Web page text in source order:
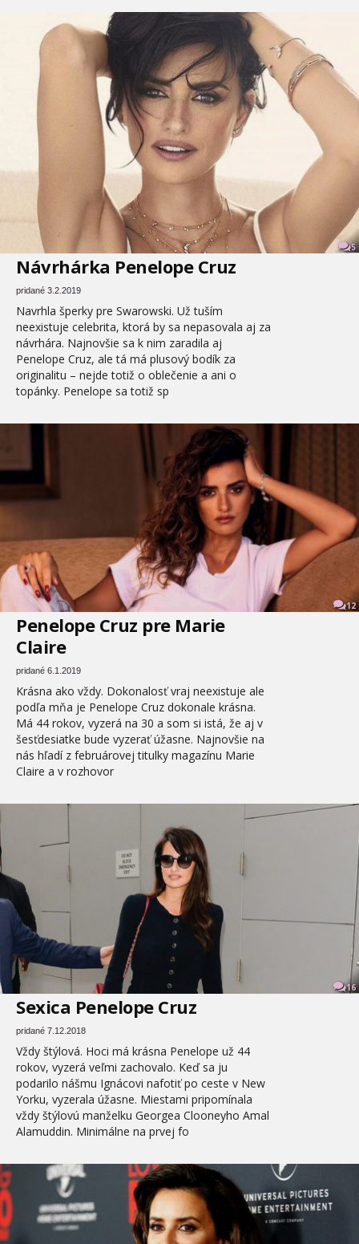
5
Návrhárka Penelope Cruz
pridané 3.2.2019
Navrhla šperky pre Swarowski. Už tuším
neexistuje celebrita, ktorá by sa nepasovala aj za
návrhára. Najnovšie sa k nim zaradila aj
Penelope Cruz, ale tá má plusový bodík za
originalitu – nejde totiž o oblečenie a ani o
topánky. Penelope sa totiž sp
12
Penelope Cruz pre Marie
Claire
pridané 6.1.2019
Krásna ako vždy. Dokonalosť vraj neexistuje ale
podľa mňa je Penelope Cruz dokonale krásna.
Má 44 rokov, vyzerá na 30 a som si istá, že aj v
šesťdesiatke bude vyzerať úžasne. Najnovšie na
nás hľadí z februárovej titulky magazínu Marie
Claire a v rozhovor
16
Sexica Penelope Cruz
pridané 7.12.2018
Vždy štýlová. Hoci má krásna Penelope už 44
rokov, vyzerá veľmi zachovalo. Keď sa ju
podarilo nášmu Ignácovi nafotiť po ceste v New
Yorku, vyzerala úžasne. Miestami pripomínala
vždy štýlovú manželku Georgea Clooneyho Amal
Alamuddin. Minimálne na prvej fo